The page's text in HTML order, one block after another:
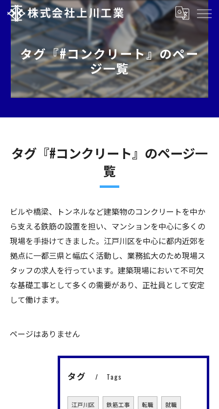
タグ『#コンクリート』のペー
ジ一覧
タグ『#コンクリート』のページ一
覧
ビルや橋梁、トンネルなど建築物のコンクリートを中か
ら支える鉄筋の設置を担い、マンションを中心に多くの
現場を手掛けてきました。江戸川区を中心に都内近郊を
拠点に一都三県と幅広く活動し、業務拡大のため現場ス
タッフの求人を行っています。建築現場において不可欠
な基礎工事として多くの需要があり、正社員として安定
して働けます。
ページはありません
タグ Tags
江戸川区 鉄筋工事 転職 就職